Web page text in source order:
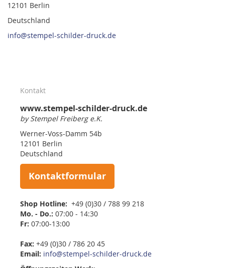
12101 Berlin
Deutschland
info@stempel-schilder-druck.de
Kontakt
www.stempel-schilder-druck.de
by Stempel Freiberg e.K.
Werner-Voss-Damm 54b
12101 Berlin
Deutschland
Kontaktformular
Shop Hotline: +49 (0)30 / 788 99 218
Mo. - Do.: 07:00 - 14:30
Fr: 07:00-13:00
Fax: +49 (0)30 / 786 20 45
Email: info@stempel-schilder-druck.de